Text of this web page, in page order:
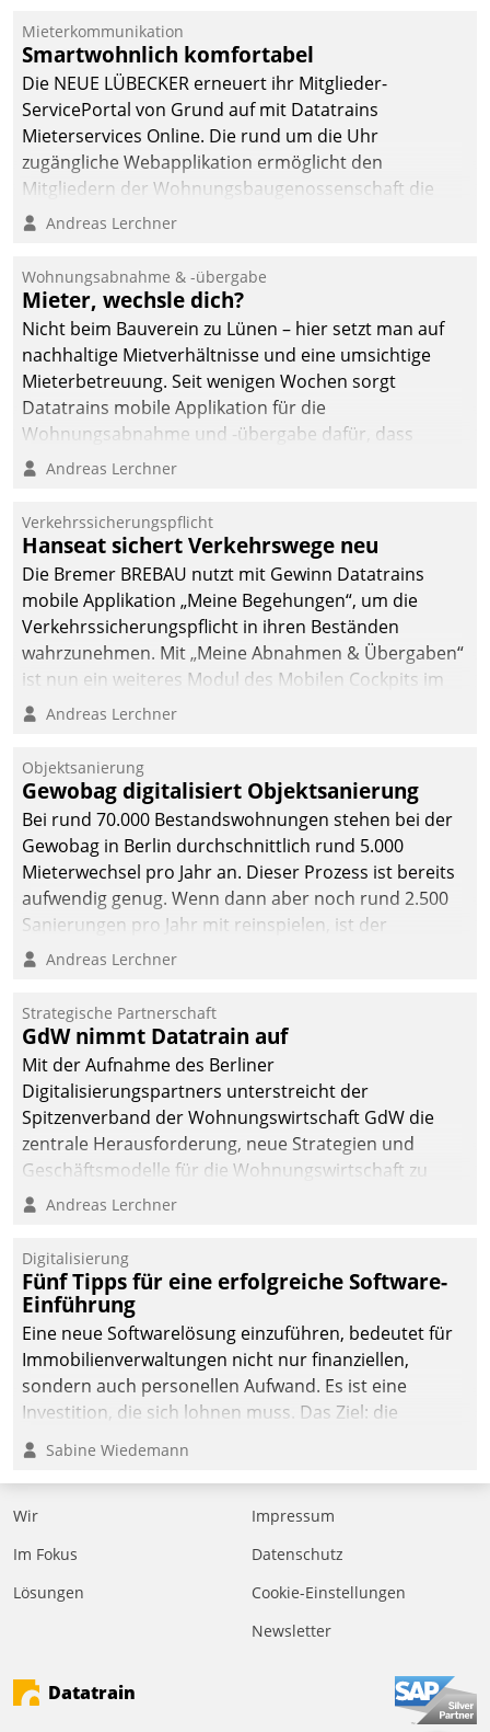
dafür ein Team
bestehend aus
Wohnungsunternehmen
und PropTech.
Mieterkommunikation
Smartwohnlich komfortabel
Die NEUE LÜBECKER erneuert ihr Mitglieder-
ServicePortal von Grund auf mit Datatrains
Mieterservices Online. Die rund um die Uhr
zugängliche Webapplikation ermöglicht den
Mitgliedern der Wohnungs­bau­genossenschaft die
Kontaktaufnahme per Smartphone, Tablet oder PC.
Andreas Lerchner
Wohnungsabnahme & -übergabe
Mieter, wechsle dich?
Nicht beim Bauverein zu Lünen – hier setzt man auf
nachhaltige Mietverhältnisse und eine umsichtige
Mieterbetreuung. Seit wenigen Wochen sorgt
Datatrains mobile Applikation für die
Wohnungsabnahme und -übergabe dafür, dass
Mieter wohlgeordnet kommen und, so es sein muss,
Andreas Lerchner
Verkehrssicherungspflicht
Hanseat sichert Verkehrswege neu
Die Bremer BREBAU nutzt mit Gewinn Datatrains
mobile Applikation „Meine Begehungen“, um die
Verkehrssicherungspflicht in ihren Beständen
wahrzunehmen. Mit „Meine Abnahmen & Übergaben“
ist nun ein weiteres Modul des Mobilen Cockpits im
Einsatz.
Andreas Lerchner
Objektsanierung
Gewobag digitalisiert Objektsanierung
Bei rund 70.000 Bestandswohnungen stehen bei der
Gewobag in Berlin durchschnittlich rund 5.000
Mieterwechsel pro Jahr an. Dieser Prozess ist bereits
aufwendig genug. Wenn dann aber noch rund 2.500
Sanierungen pro Jahr mit reinspielen, ist der
Betreuungs- und Organisationsaufwand immens. Im
kommunale Wohnungsbauunternehmen daher
gemeinsam mit der Berliner Datatrain GmbH den
Teilprozess der Objektsanierung digitalisiert.
Andreas Lerchner
Strategische Partnerschaft
GdW nimmt Datatrain auf
Mit der Aufnahme des Berliner
Digitalisierungspartners unterstreicht der
Spitzenverband der Wohnungswirtschaft GdW die
zentrale Herausforderung, neue Strategien und
Geschäftsmodelle für die Wohnungswirtschaft zu
entwickeln.
Andreas Lerchner
Digitalisierung
Fünf Tipps für eine erfolgreiche Software-
Einführung
Eine neue Softwarelösung einzuführen, bedeutet für
Immobilienverwaltungen nicht nur finanziellen,
sondern auch personellen Aufwand. Es ist eine
Investition, die sich lohnen muss. Das Ziel: die
nachhaltige Optimierung der Geschäftsabläufe. Damit
dieses Ziel erreicht wird, sollten einige Grundregeln
befolgt werden.
Sabine Wiedemann
Wir
Im Fokus
Lösungen
Impressum
Datenschutz
Cookie-Einstellungen
Newsletter
Datatrain